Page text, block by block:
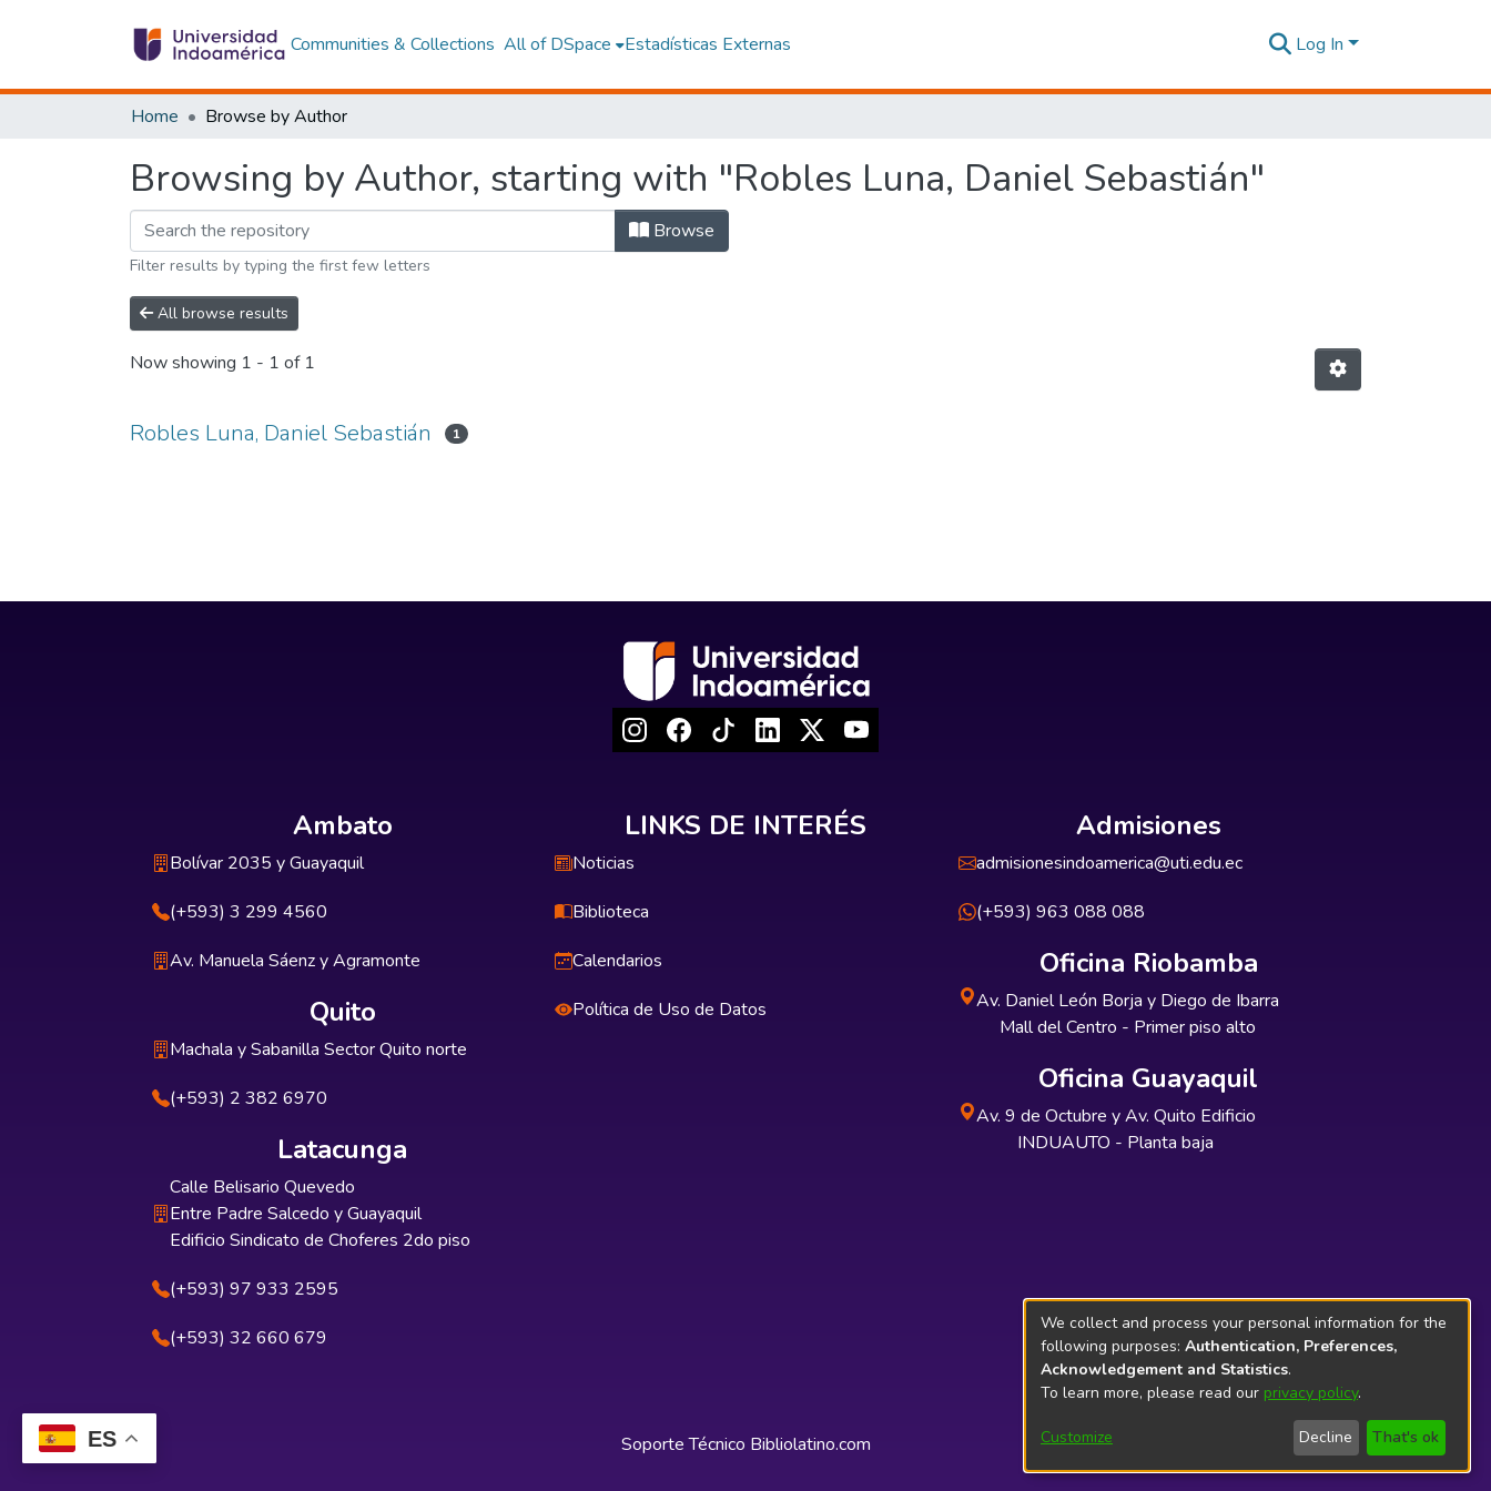
ES
Communities & Collections All of DSpace Estadísticas Externas Log In
Home Browse by Author
Browsing by Author, starting with "Robles Luna, Daniel Sebastián"
Browse
Filter results by typing the first few letters
All browse results
Now showing 1 - 1 of 1
Robles Luna, Daniel Sebastián 1
Ambato
Bolívar 2035 y Guayaquil
(+593) 3 299 4560
Av. Manuela Sáenz y Agramonte
Quito
Machala y Sabanilla Sector Quito norte
(+593) 2 382 6970
Latacunga
Calle Belisario Quevedo
Entre Padre Salcedo y Guayaquil
Edificio Sindicato de Choferes 2do piso
(+593) 97 933 2595
(+593) 32 660 679
LINKS DE INTERÉS
Noticias
Biblioteca
Calendarios
Política de Uso de Datos
Admisiones
admisionesindoamerica@uti.edu.ec
(+593) 963 088 088
Oficina Riobamba
Av. Daniel León Borja y Diego de Ibarra
Mall del Centro - Primer piso alto
Oficina Guayaquil
Av. 9 de Octubre y Av. Quito Edificio
INDUAUTO - Planta baja
Soporte Técnico Bibliolatino.com
We collect and process your personal information for the
following purposes: Authentication, Preferences,
Acknowledgement and Statistics.
To learn more, please read our privacy policy.
Customize Decline That's ok